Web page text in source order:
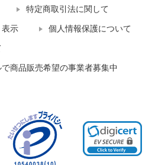
特定商取引法に関して
表示 個人情報保護について
商品販売希望の事業者募集中